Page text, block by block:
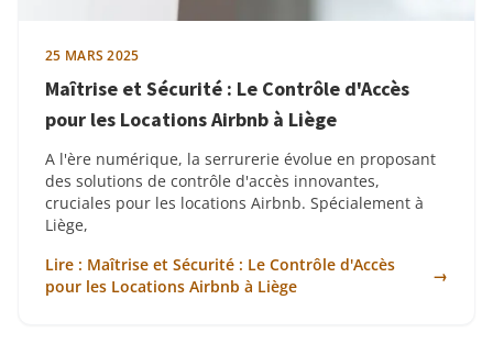
25 MARS 2025
Maîtrise et Sécurité : Le Contrôle d'Accès
pour les Locations Airbnb à Liège
A l'ère numérique, la serrurerie évolue en proposant
des solutions de contrôle d'accès innovantes,
cruciales pour les locations Airbnb. Spécialement à
Liège,
Lire : Maîtrise et Sécurité : Le Contrôle d'Accès
pour les Locations Airbnb à Liège
→